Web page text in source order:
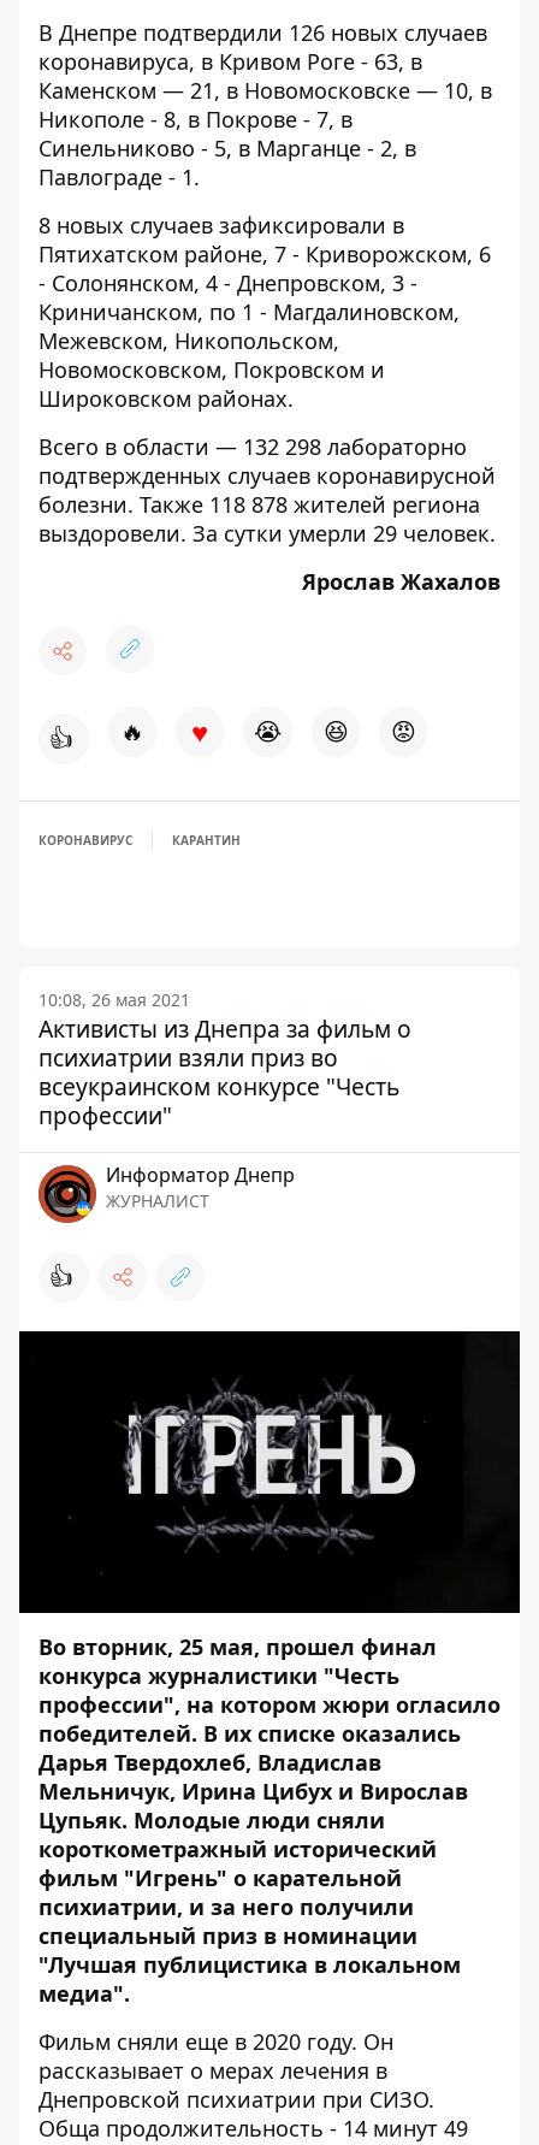
В Днепре подтвердили 126 новых случаев
коронавируса, в Кривом Роге - 63, в
Каменском — 21, в Новомосковске — 10, в
Никополе - 8, в Покрове - 7, в
Синельниково - 5, в Марганце - 2, в
Павлограде - 1.
8 новых случаев зафиксировали в
Пятихатском районе, 7 - Криворожском, 6
- Солонянском, 4 - Днепровском, 3 -
Криничанском, по 1 - Магдалиновском,
Межевском, Никопольском,
Новомосковском, Покровском и
Широковском районах.
Всего в области — 132 298 лабораторно
подтвержденных случаев коронавирусной
болезни. Также 118 878 жителей региона
выздоровели. За сутки умерли 29 человек.
Ярослав Жахалов
👍 🔥 ♥ 😭 😆 😡
КОРОНАВИРУС КАРАНТИН
10:08, 26 мая 2021
Активисты из Днепра за фильм о
психиатрии взяли приз во
всеукраинском конкурсе "Честь
профессии"
Информатор Днепр
ЖУРНАЛИСТ
👍
Во вторник, 25 мая, прошел финал
конкурса журналистики "Честь
профессии", на котором жюри огласило
победителей. В их списке оказались
Дарья Твердохлеб, Владислав
Мельничук, Ирина Цибух и Вирослав
Цупьяк. Молодые люди сняли
короткометражный исторический
фильм "Игрень" о карательной
психиатрии, и за него получили
специальный приз в номинации
"Лучшая публицистика в локальном
медиа".
Фильм сняли еще в 2020 году. Он
рассказывает о мерах лечения в
Днепровской психиатрии при СИЗО.
Обща продолжительность - 14 минут 49